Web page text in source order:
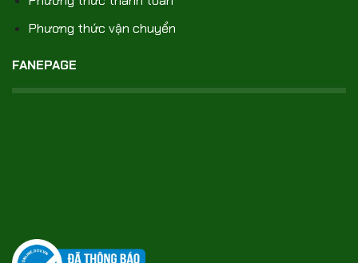
Phương thức vận chuyển
FANEPAGE